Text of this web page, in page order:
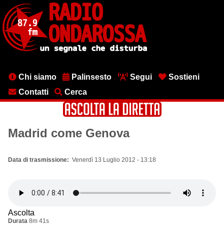
contenuto
principale
MenuChi siamo Palinsesto Segui
Sostieni
Contatti
Cerca
Madrid come Genova
Data di trasmissione Venerdì 13 Luglio 2012 - 13:18
Ascolta
Durata 8m 41s